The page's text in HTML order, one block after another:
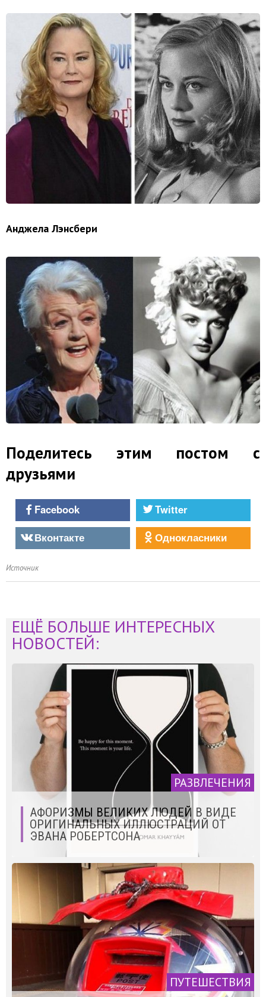
Анджела Лэнсбери
Поделитесь этим постом с
друзьями
Facebook
Twitter
Вконтакте
Однокласники
Источник
ЕЩЁ БОЛЬШЕ ИНТЕРЕСНЫХ
НОВОСТЕЙ:
РАЗВЛЕЧЕНИЯ
АФОРИЗМЫ ВЕЛИКИХ ЛЮДЕЙ В ВИДЕ
ОРИГИНАЛЬНЫХ ИЛЛЮСТРАЦИЙ ОТ
ЭВАНА РОБЕРТСОНА
ПУТЕШЕСТВИЯ